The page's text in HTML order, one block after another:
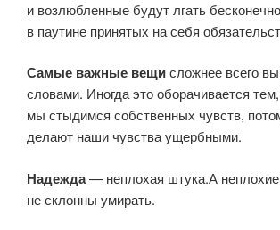
и возлюбленные будут лгать
в паутине принятых на себя
Самые важные вещисложнее всего
словами. Иногда это оборачивается
мы стыдимся собственных чувств,
делают наши чувства ущербными.
Надежда— неплохая штука.А
не склонны умирать.